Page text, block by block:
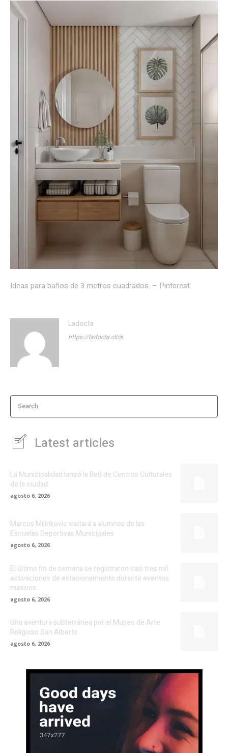
Ideas para baños de 3 metros cuadrados. – Pinterest.
Ladocta
https://ladocta.click
Search
Latest articles
La Municipalidad lanzó la Red de Centros Culturales
de la ciudad
agosto 6, 2026
Marcos Milinkovic visitará a alumnos de las
Escuelas Deportivas Municipales
agosto 6, 2026
El último fin de semana se registraron casi tres mil
activaciones de estacionamiento durante eventos
masivos
agosto 6, 2026
Una aventura subterránea por el Museo de Arte
Religioso San Alberto
agosto 6, 2026